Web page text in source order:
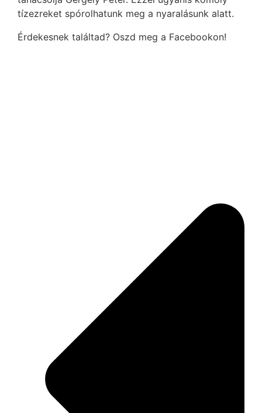
tízezreket spórolhatunk meg a nyaralásunk alatt.
Érdekesnek találtad? Oszd meg a Facebookon!